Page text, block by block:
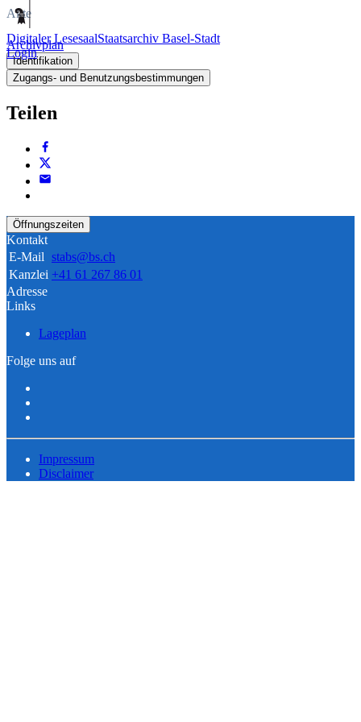
Digitaler LesesaalStaatsarchiv Basel-Stadt
Login
Akte
Archivplan
Identifikation
Zugangs- und Benutzungsbestimmungen
Teilen
Öffnungszeiten
Kontakt
E-Mail stabs@bs.ch
Kanzlei +41 61 267 86 01
Adresse
Links
Lageplan
Folge uns auf
Impressum
Disclaimer